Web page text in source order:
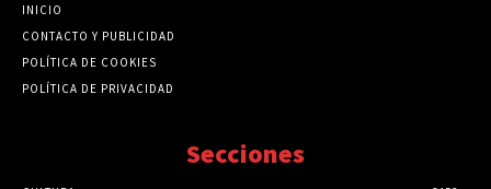
INICIO
CONTACTO Y PUBLICIDAD
POLÍTICA DE COOKIES
POLÍTICA DE PRIVACIDAD
Secciones